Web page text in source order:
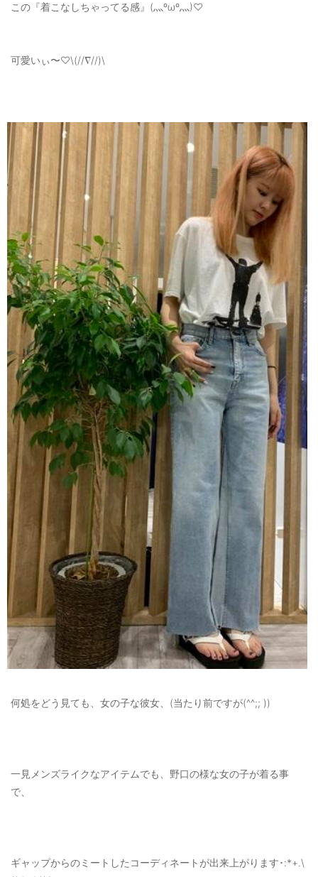
この『着こなしちゃってる感』(灬ºωº灬)♡
可愛いぃ〜♡\(//∇//)\
何処をどう見ても、女の子な彼女、(当たり前ですが(^^;; ))
一見メンズライクなアイテムでも、野口の様な女の子が着る事
で、
ギャップからのミートしたコーディネートが出来上がります･:*+.\